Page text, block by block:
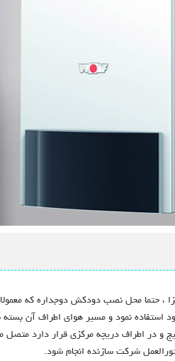
، حتما محل نصب دودکش دوجداره که
استفاده نمود و مسیر هوای اطراف آن
شرکت سازنده انجام شود.